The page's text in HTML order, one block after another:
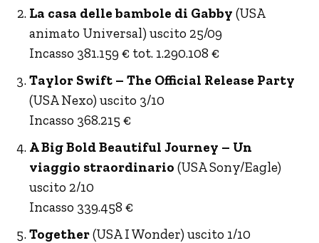
La casa delle bambole di Gabby (USA
animato Universal) uscito 25/09
Incasso 381.159 € tot. 1.290.108 €
Taylor Swift – The Official Release Party
(USA Nexo) uscito 3/10
Incasso 368.215 €
A Big Bold Beautiful Journey – Un
viaggio straordinario (USA Sony/Eagle)
uscito 2/10
Incasso 339.458 €
Together(USA I Wonder) uscito 1/10